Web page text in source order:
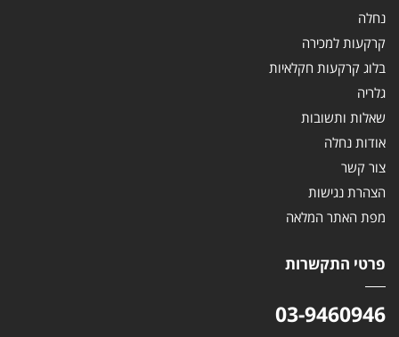
נחלה
קרקעות למכירה
בלוג קרקעות חקלאיות
גלריה
שאלות ותשובות
אודות נחלה
צור קשר
הצהרת נגישות
מפת האתר המלאה
פרטי התקשרות
03-9460946